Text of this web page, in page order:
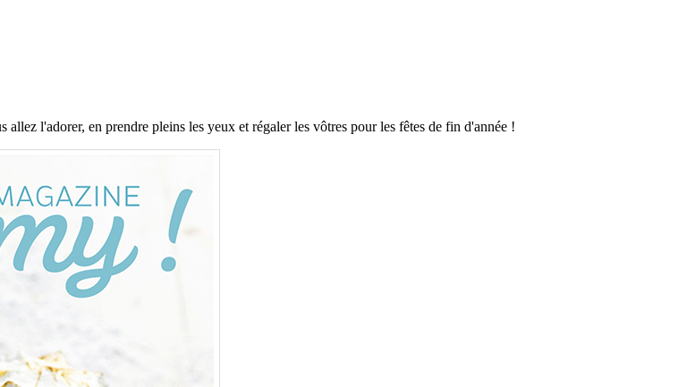
l'adorer, en prendre pleins les yeux et régaler les vôtres pour les fêtes de fin d'année !